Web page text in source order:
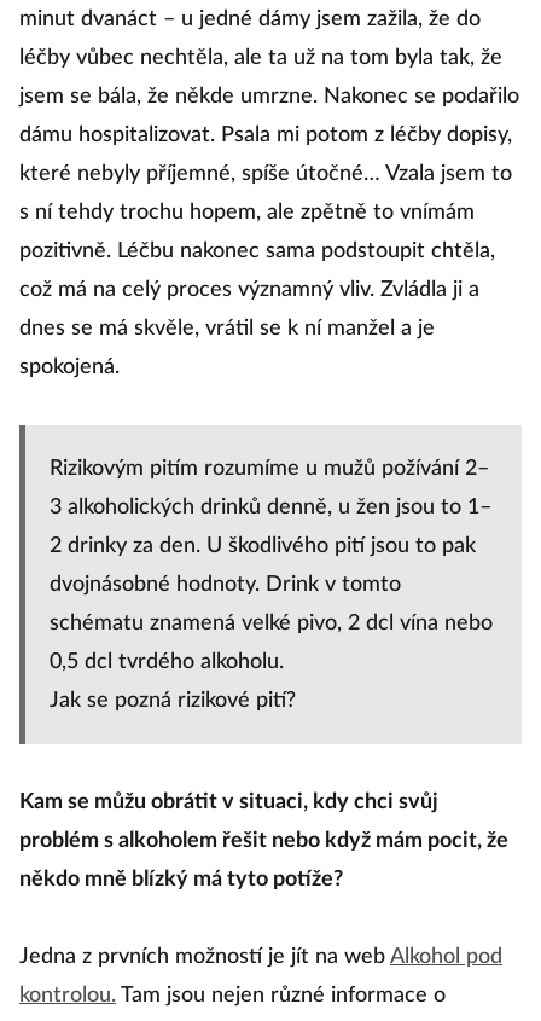
minut dvanáct – u jedné dámy jsem zažila, že do
léčby vůbec nechtěla, ale ta už na tom byla tak, že
jsem se bála, že někde umrzne. Nakonec se podařilo
dámu hospitalizovat. Psala mi potom z léčby dopisy,
které nebyly příjemné, spíše útočné… Vzala jsem to
s ní tehdy trochu hopem, ale zpětně to vnímám
pozitivně. Léčbu nakonec sama podstoupit chtěla,
což má na celý proces významný vliv. Zvládla ji a
dnes se má skvěle, vrátil se k ní manžel a je
spokojená.
Rizikovým pitím rozumíme u mužů požívání 2–
3 alkoholických drinků denně, u žen jsou to 1–
2 drinky za den. U škodlivého pití jsou to pak
dvojnásobné hodnoty. Drink v tomto
schématu znamená velké pivo, 2 dcl vína nebo
0,5 dcl tvrdého alkoholu.
Jak se pozná rizikové pití?
Kam se můžu obrátit v situaci, kdy chci svůj
problém s alkoholem řešit nebo když mám pocit, že
někdo mně blízký má tyto potíže?
Jedna z prvních možností je jít na web Alkohol pod
kontrolou. Tam jsou nejen různé informace o